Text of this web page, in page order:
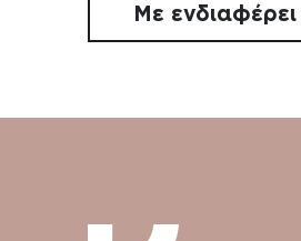
Με ενδιαφέρει